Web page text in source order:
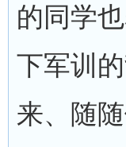
的同学
下军训
来、随